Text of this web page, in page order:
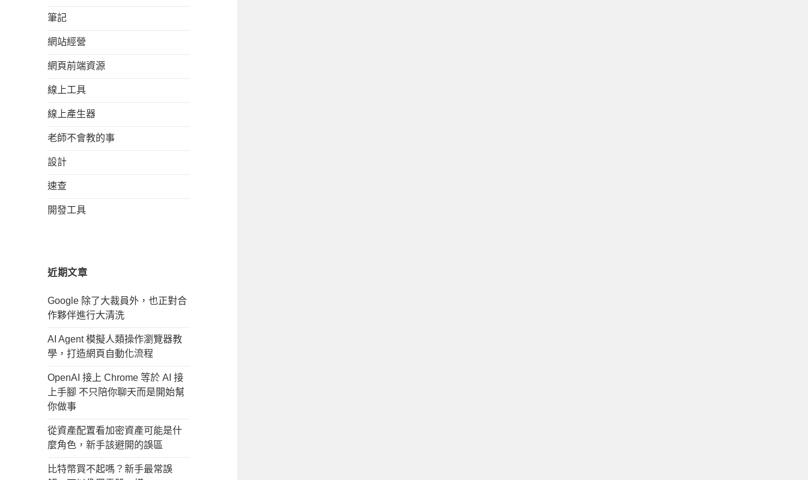
筆記
網站經營
網頁前端資源
線上工具
線上產生器
老師不會教的事
設計
速查
開發工具
近期文章
Google 除了大裁員外，也正對合
作夥伴進行大清洗
AI Agent 模擬人類操作瀏覽器教
學，打造網頁自動化流程
OpenAI 接上 Chrome 等於 AI 接
上手腳 不只陪你聊天而是開始幫
你做事
從資產配置看加密資產可能是什
麼角色，新手該避開的誤區
比特幣買不起嗎？新手最常誤